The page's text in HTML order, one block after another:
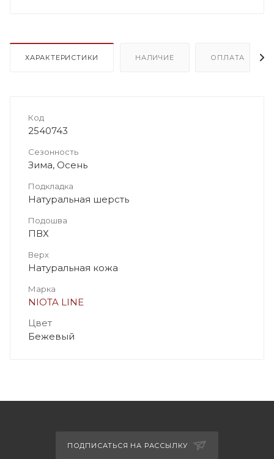
ХАРАКТЕРИСТИКИ НАЛИЧИЕ ОПЛАТА
Код
2540743
Сезонность
Зима, Осень
Подкладка
Натуральная шерсть
Подошва
ПВХ
Верх
Натуральная кожа
Марка
NIOTA LINE
Цвет
Бежевый
ПОДПИСАТЬСЯ НА РАССЫЛКУ